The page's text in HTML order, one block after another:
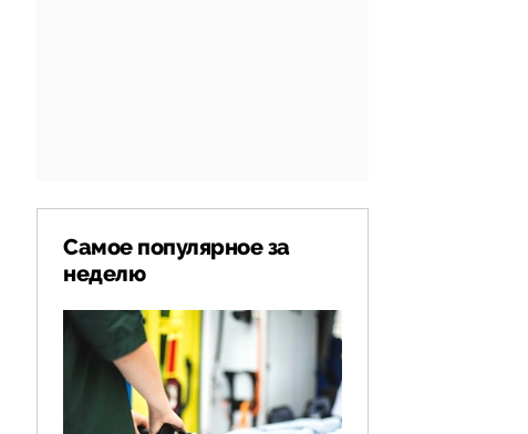
Самое популярное за
неделю